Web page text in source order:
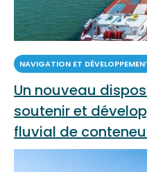
NAVIGATION ET
Un nouveau
soutenir et
fluvial de